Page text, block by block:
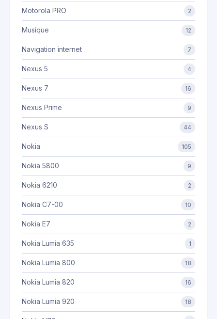
Motorola PRO 2
Musique 12
Navigation internet 7
Nexus 5 4
Nexus 7 16
Nexus Prime 9
Nexus S 44
Nokia 105
Nokia 5800 9
Nokia 6210 2
Nokia C7-00 10
Nokia E7 2
Nokia Lumia 635 1
Nokia Lumia 800 18
Nokia Lumia 820 16
Nokia Lumia 920 18